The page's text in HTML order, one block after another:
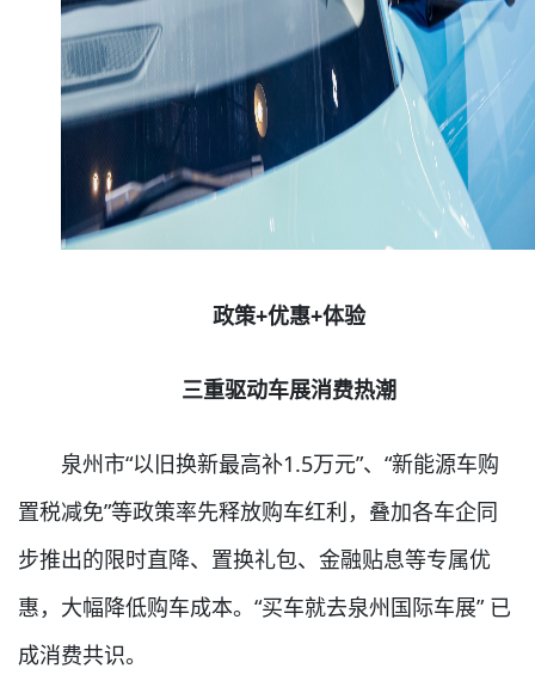
政策+优惠+体验
三重驱动车展消费热潮
泉州市“以旧换新最高补1.5万元”、“新能源车购
置税减免”等政策率先释放购车红利，叠加各车企同
步推出的限时直降、置换礼包、金融贴息等专属优
惠，大幅降低购车成本。“买车就去泉州国际车展” 已
成消费共识。